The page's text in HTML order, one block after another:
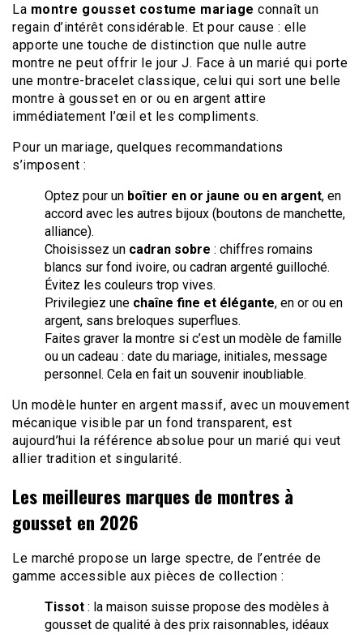
La montre gousset costume mariage connaît un
regain d’intérêt considérable. Et pour cause : elle
apporte une touche de distinction que nulle autre
montre ne peut offrir le jour J. Face à un marié qui porte
une montre-bracelet classique, celui qui sort une belle
montre à gousset en or ou en argent attire
immédiatement l’œil et les compliments.
Pour un mariage, quelques recommandations
s’imposent :
Optez pour un boîtier en or jaune ou en argent, en
accord avec les autres bijoux (boutons de manchette,
alliance).
Choisissez un cadran sobre : chiffres romains
blancs sur fond ivoire, ou cadran argenté guilloché.
Évitez les couleurs trop vives.
Privilegiez une chaîne fine et élégante, en or ou en
argent, sans breloques superflues.
Faites graver la montre si c’est un modèle de famille
ou un cadeau : date du mariage, initiales, message
personnel. Cela en fait un souvenir inoubliable.
Un modèle hunter en argent massif, avec un mouvement
mécanique visible par un fond transparent, est
aujourd’hui la référence absolue pour un marié qui veut
allier tradition et singularité.
Les meilleures marques de montres à
gousset en 2026
Le marché propose un large spectre, de l’entrée de
gamme accessible aux pièces de collection :
Tissot : la maison suisse propose des modèles à
gousset de qualité à des prix raisonnables, idéaux